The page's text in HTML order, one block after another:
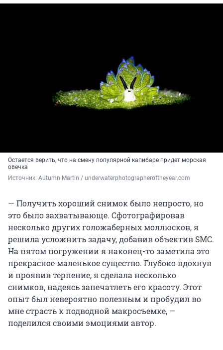
Остается верить, что на смену популярной капибаре придет морская
овечка
Источник: Autumn Martin / underwaterphotographeroftheyear.com
— Получить хороший снимок было непросто, но
это было захватывающе. Сфотографировав
несколько других голожаберных моллюсков, я
решила усложнить задачу, добавив объектив SMC.
На пятом погружении я наконец-то заметила это
прекрасное маленькое существо. Глубоко вдохнув
и проявив терпение, я сделала несколько
снимков, надеясь запечатлеть его красоту. Этот
опыт был невероятно полезным и пробудил во
мне страсть к подводной макросъемке, —
поделился своими эмоциями автор.